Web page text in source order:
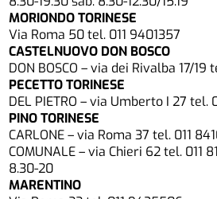
MORIONDO TORINESE
Via Roma 50 tel. 011 9401357
CASTELNUOVO DON BOSCO
DON BOSCO – via dei Rivalba 17/19
PECETTO TORINESE
DEL PIETRO – via Umberto I 27 tel.
PINO TORINESE
CARLONE – via Roma 37 tel. 011
COMUNALE – via Chieri 62 tel. 011
8.30-20
MARENTINO